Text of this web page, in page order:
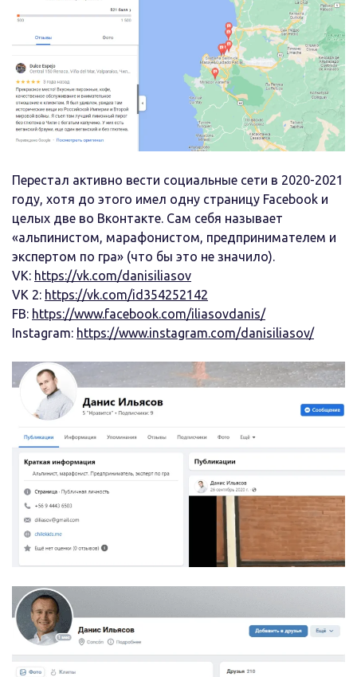
Перестал активно вести социальные сети в 2020-2021
году, хотя до этого имел одну страницу Facebook и
целых две во Вконтакте. Сам себя называет
«альпинистом, марафонистом, предпринимателем и
экспертом по гра» (что бы это не значило).
VK: https://vk.com/danisiliasov
VK 2: https://vk.com/id354252142
FB: https://www.facebook.com/iliasovdanis/
Instagram: https://www.instagram.com/danisiliasov/